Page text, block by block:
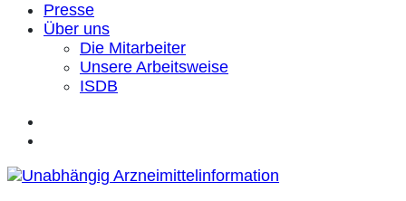
Presse
Über uns
Die Mitarbeiter
Unsere Arbeitsweise
ISDB